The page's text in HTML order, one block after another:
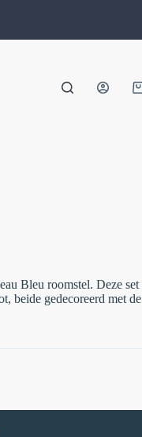
Bleu roomstel. Deze set
beide gedecoreerd met de